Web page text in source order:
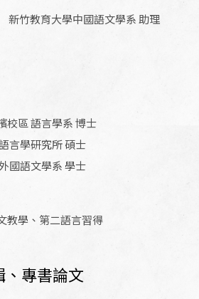
新竹教育大學中國語文學系 助理
校區 語言學系 博士
言學研究所 碩士
國語文學系 學士
教學、第二語言習得
專書論文